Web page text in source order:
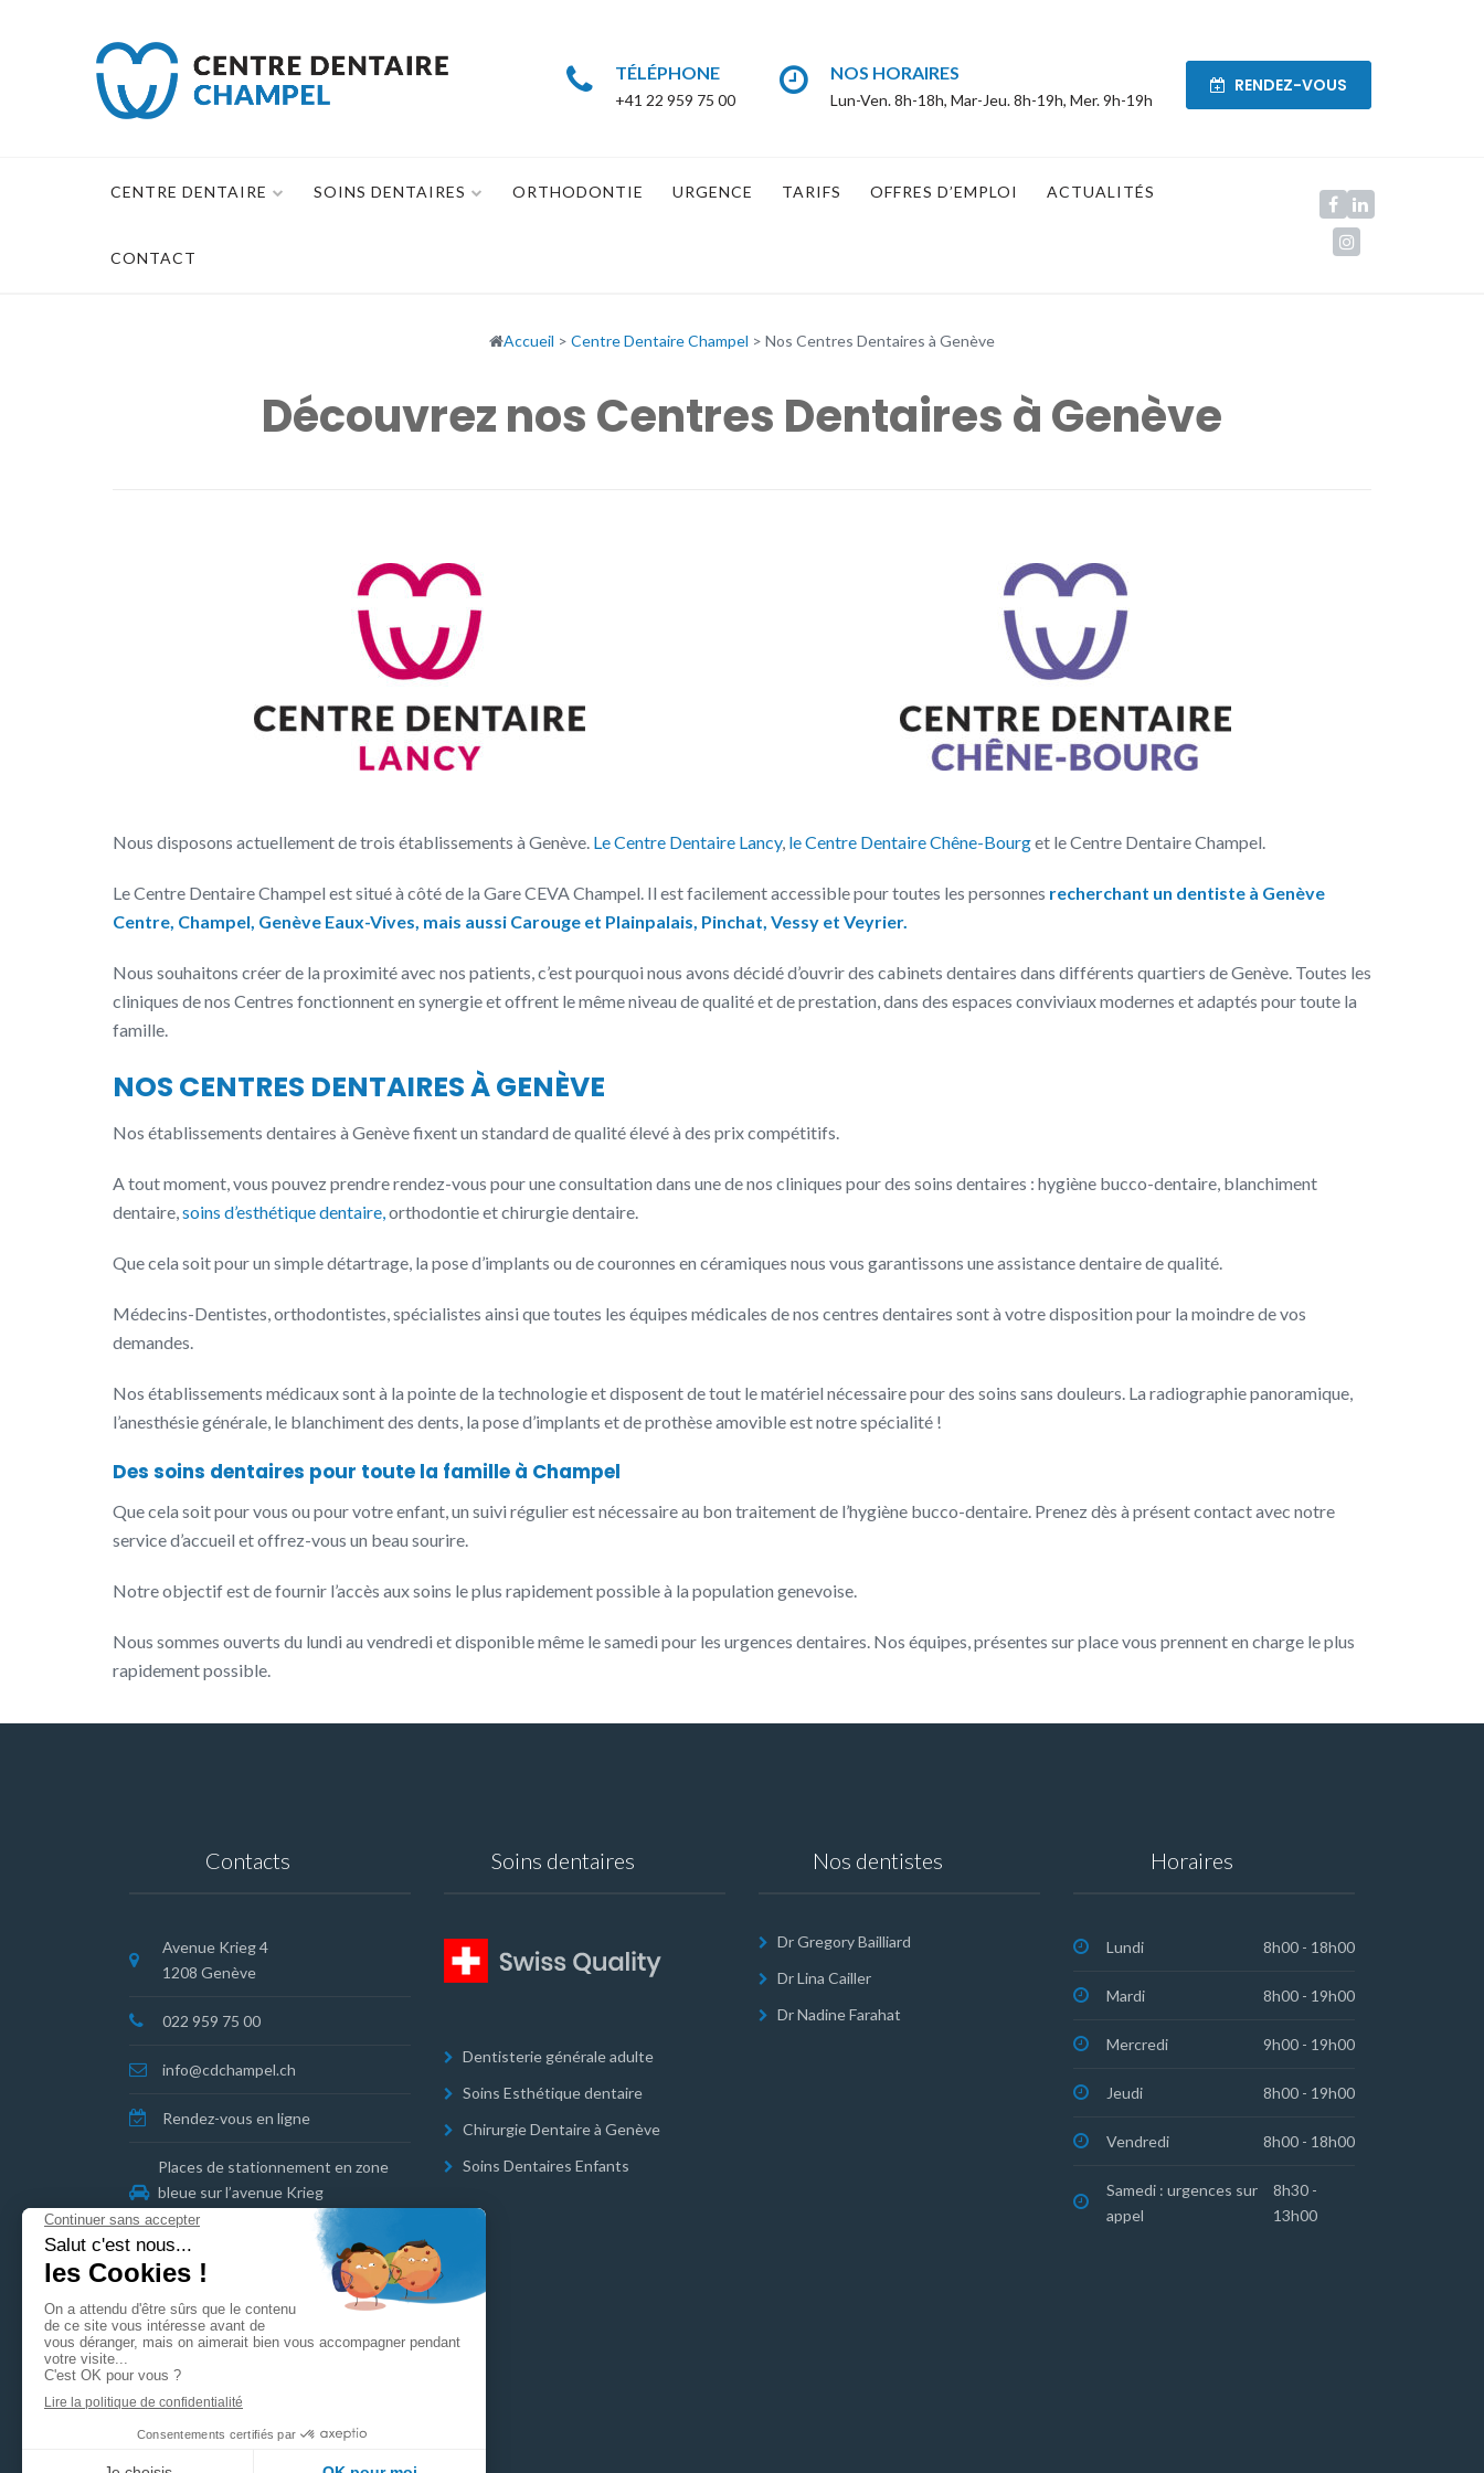
TÉLÉPHONE
+41 22 959 75 00
NOS HORAIRES
Lun-Ven. 8h-18h, Mar-Jeu. 8h-19h, Mer. 9h-19h
RENDEZ-VOUS
CENTRE DENTAIRE SOINS DENTAIRES ORTHODONTIE URGENCE TARIFS OFFRES D’EMPLOI ACTUALITÉS
CONTACT
Accueil > Centre Dentaire Champel > Nos Centres Dentaires à Genève
Découvrez nos Centres Dentaires à Genève
Nous disposons actuellement de trois établissements à Genève. Le Centre Dentaire Lancy, le Centre Dentaire Chêne-Bourget le Centre Dentaire Champel.
Le Centre Dentaire Champel est situé à côté de la Gare CEVA Champel. Il est facilement accessible pour toutes les personnes recherchant un dentiste à Genève
Centre, Champel, Genève Eaux-Vives, mais aussi Carouge et Plainpalais, Pinchat, Vessy et Veyrier.
Nous souhaitons créer de la proximité avec nos patients, c’est pourquoi nous avons décidé d’ouvrir des cabinets dentaires dans différents quartiers de Genève. Toutes les
cliniques de nos Centres fonctionnent en synergie et offrent le même niveau de qualité et de prestation, dans des espaces conviviaux modernes et adaptés pour toute la
famille.
NOS CENTRES DENTAIRES À GENÈVE
Nos établissements dentaires à Genève fixent un standard de qualité élevé à des prix compétitifs.
A tout moment, vous pouvez prendre rendez-vous pour une consultation dans une de nos cliniques pour des soins dentaires : hygiène bucco-dentaire, blanchiment
dentaire, soins d’esthétique dentaire, orthodontie et chirurgie dentaire.
Que cela soit pour un simple détartrage, la pose d’implants ou de couronnes en céramiques nous vous garantissons une assistance dentaire de qualité.
Médecins-Dentistes, orthodontistes, spécialistes ainsi que toutes les équipes médicales de nos centres dentaires sont à votre disposition pour la moindre de vos
demandes.
Nos établissements médicaux sont à la pointe de la technologie et disposent de tout le matériel nécessaire pour des soins sans douleurs. La radiographie panoramique,
l’anesthésie générale, le blanchiment des dents, la pose d’implants et de prothèse amovible est notre spécialité !
Des soins dentaires pour toute la famille à Champel
Que cela soit pour vous ou pour votre enfant, un suivi régulier est nécessaire au bon traitement de l’hygiène bucco-dentaire. Prenez dès à présent contact avec notre
service d’accueil et offrez-vous un beau sourire.
Notre objectif est de fournir l’accès aux soins le plus rapidement possible à la population genevoise.
Nous sommes ouverts du lundi au vendredi et disponible même le samedi pour les urgences dentaires. Nos équipes, présentes sur place vous prennent en charge le plus
rapidement possible.
Contacts
Avenue Krieg 4
1208 Genève
022 959 75 00
info@cdchampel.ch
Rendez-vous en ligne
Places de stationnement en zone
bleue sur l’avenue Krieg
Parking COOP Florissant à proximité
Mentions légales
Politique de confidentialité
Soins dentaires
Dentisterie générale adulte
Soins Esthétique dentaire
Chirurgie Dentaire à Genève
Soins Dentaires Enfants
Nos dentistes
Dr Gregory Bailliard
Dr Lina Cailler
Dr Nadine Farahat
Horaires
Lundi 8h00 - 18h00
Mardi 8h00 - 19h00
Mercredi 9h00 - 19h00
Jeudi 8h00 - 19h00
Vendredi 8h00 - 18h00
Samedi : urgences sur
appel
8h30 -
13h00